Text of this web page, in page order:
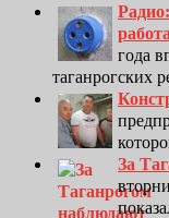
года
таганрогских
За